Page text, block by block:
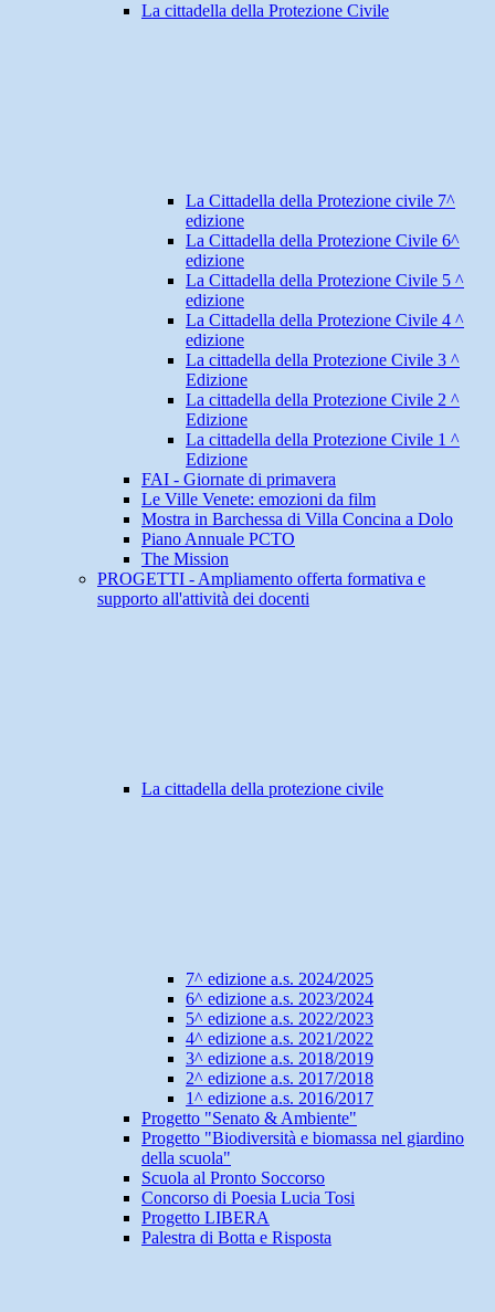
La cittadella della Protezione Civile
La Cittadella della Protezione civile 7^
edizione
La Cittadella della Protezione Civile 6^
edizione
La Cittadella della Protezione Civile 5 ^
edizione
La Cittadella della Protezione Civile 4 ^
edizione
La cittadella della Protezione Civile 3 ^
Edizione
La cittadella della Protezione Civile 2 ^
Edizione
La cittadella della Protezione Civile 1 ^
Edizione
FAI - Giornate di primavera
Le Ville Venete: emozioni da film
Mostra in Barchessa di Villa Concina a Dolo
Piano Annuale PCTO
The Mission
PROGETTI - Ampliamento offerta formativa e
supporto all'attività dei docenti
La cittadella della protezione civile
7^ edizione a.s. 2024/2025
6^ edizione a.s. 2023/2024
5^ edizione a.s. 2022/2023
4^ edizione a.s. 2021/2022
3^ edizione a.s. 2018/2019
2^ edizione a.s. 2017/2018
1^ edizione a.s. 2016/2017
Progetto "Senato & Ambiente"
Progetto "Biodiversità e biomassa nel giardino
della scuola"
Scuola al Pronto Soccorso
Concorso di Poesia Lucia Tosi
Progetto LIBERA
Palestra di Botta e Risposta